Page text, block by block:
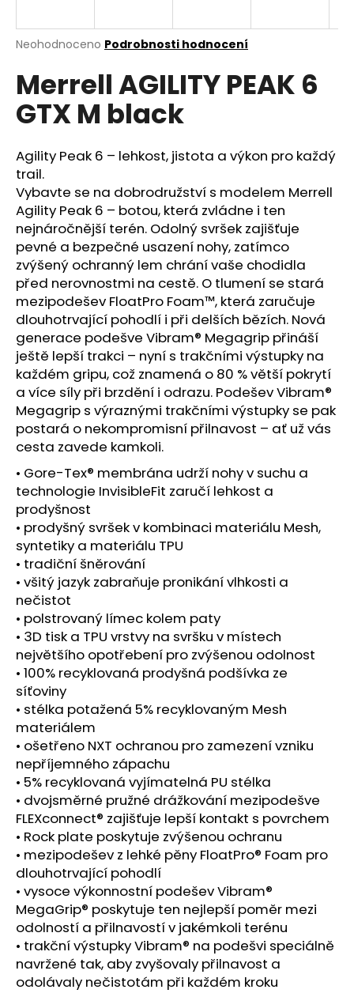
Průměrné
produktu
je
0,0
z
hvězdiček.
Neohodnoceno Podrobnosti hodnocení
Merrell AGILITY PEAK 6
GTX M black
Agility Peak 6 – lehkost, jistota a výkon pro každý
trail.
Vybavte se na dobrodružství s modelem Merrell
Agility Peak 6 – botou, která zvládne i ten
nejnáročnější terén. Odolný svršek zajišťuje
pevné a bezpečné usazení nohy, zatímco
zvýšený ochranný lem chrání vaše chodidla
před nerovnostmi na cestě. O tlumení se stará
mezipodešev FloatPro Foam™, která zaručuje
dlouhotrvající pohodlí i při delších bězích. Nová
generace podešve Vibram® Megagrip přináší
ještě lepší trakci – nyní s trakčními výstupky na
každém gripu, což znamená o 80 % větší pokrytí
a více síly při brzdění i odrazu. Podešev Vibram®
Megagrip s výraznými trakčními výstupky se pak
postará o nekompromisní přilnavost – ať už vás
cesta zavede kamkoli.
• Gore-Tex® membrána udrží nohy v suchu a
technologie InvisibleFit zaručí lehkost a
prodyšnost
• prodyšný svršek v kombinaci materiálu Mesh,
syntetiky a materiálu TPU
• tradiční šněrování
• všitý jazyk zabraňuje pronikání vlhkosti a
nečistot
• polstrovaný límec kolem paty
• 3D tisk a TPU vrstvy na svršku v místech
největšího opotřebení pro zvýšenou odolnost
• 100% recyklovaná prodyšná podšívka ze
síťoviny
• stélka potažená 5% recyklovaným Mesh
materiálem
• ošetřeno NXT ochranou pro zamezení vzniku
nepříjemného zápachu
• 5% recyklovaná vyjímatelná PU stélka
• dvojsměrné pružné drážkování mezipodešve
FLEXconnect® zajišťuje lepší kontakt s povrchem
• Rock plate poskytuje zvýšenou ochranu
• mezipodešev z lehké pěny FloatPro® Foam pro
dlouhotrvající pohodlí
• vysoce výkonnostní podešev Vibram®
MegaGrip® poskytuje ten nejlepší poměr mezi
odolností a přilnavostí v jakémkoli terénu
• trakční výstupky Vibram® na podešvi speciálně
navržené tak, aby zvyšovaly přilnavost a
odolávaly nečistotám při každém kroku
j
t
?
D
o
p
o
r
u
č
u
j
e
m
e
BOTY
CRAFT
XPLOR
PRO
MATRYX
ŠEDÁ
399
Kč